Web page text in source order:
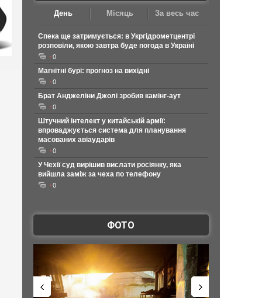
День Місяць За весь час
Спека ще затримується: в Укргідрометцентрі
розповіли, якою завтра буде погода в Україні
0
Магнітні бурі: прогноз на вихідні
0
Брат Анджеліни Джолі зробив камінг-аут
0
Штучний інтелект у китайській армії:
впроваджується система для планування
масованих авіаударів
0
У Чехії суд вирішив вислати росіянку, яка
вийшла заміж за чеха по телефону
0
ФОТО